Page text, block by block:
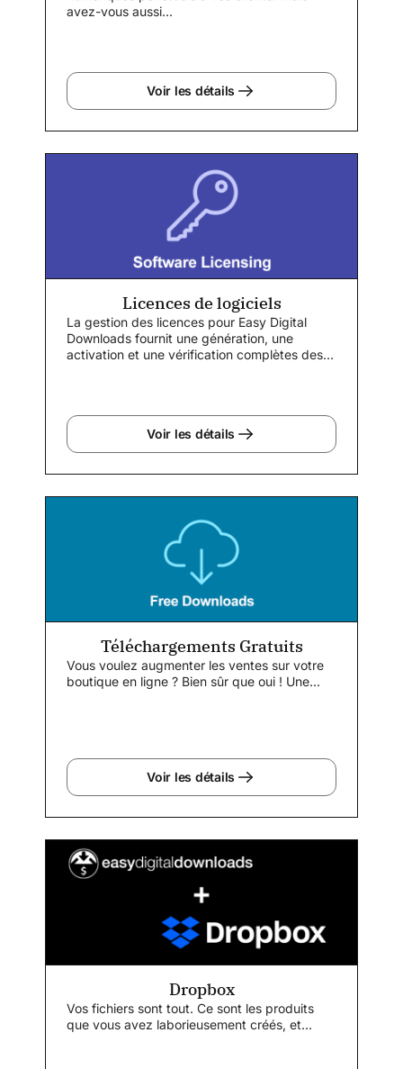
avez-vous aussi...
Voir les détails
Licences de logiciels
La gestion des licences pour Easy Digital
Downloads fournit une génération, une
activation et une vérification complètes des
Voir les détails
Téléchargements Gratuits
Vous voulez augmenter les ventes sur votre
boutique en ligne ? Bien sûr que oui ! Une...
Voir les détails
Dropbox
Vos fichiers sont tout. Ce sont les produits
que vous avez laborieusement créés, et...